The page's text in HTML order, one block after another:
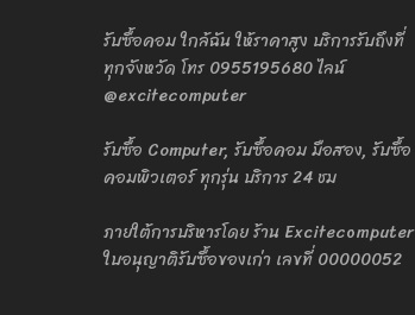
รับซื้อคอม ใกล้ฉัน ให้ราคาสูง บริการรับถึงที่
ทุกจังหวัด โทร 0955195680 ไลน์
@excitecomputer
รับซื้อ Computer, รับซื้อคอม มือสอง, รับซื้อ
คอมพิวเตอร์ ทุกรุ่น บริการ 24 ชม
ภายใต้การบริหารโดย ร้าน Excitecomputer
ใบอนุญาติรับซื้อของเก่า เลขที่ 00000052